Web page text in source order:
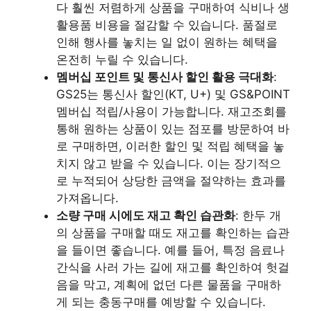
다 훨씬 저렴하게 상품을 구매하여 식비나 생
활용품 비용을 절감할 수 있습니다. 품절로
인해 행사를 놓치는 일 없이 원하는 혜택을
온전히 누릴 수 있습니다.
멤버십 포인트 및 통신사 할인 활용 극대화:
GS25는 통신사 할인(KT, U+) 및 GS&POINT
멤버십 적립/사용이 가능합니다. 재고조회를
통해 원하는 상품이 있는 점포를 방문하여 바
로 구매하면, 이러한 할인 및 적립 혜택을 놓
치지 않고 받을 수 있습니다. 이는 장기적으
로 누적되어 상당한 금액을 절약하는 효과를
가져옵니다.
소량 구매 시에도 재고 확인 습관화: 한두 개
의 상품을 구매할 때도 재고를 확인하는 습관
을 들이면 좋습니다. 예를 들어, 특정 음료나
간식을 사러 가는 길에 재고를 확인하여 헛걸
음을 막고, 계획에 없던 다른 물품을 구매하
게 되는 충동구매를 예방할 수 있습니다.